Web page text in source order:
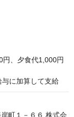
、夕食代1,000円
に加算して支給